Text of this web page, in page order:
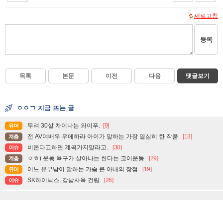
새로고침
등록
목록 본문 이전 다음 댓글보기
ㅇㅇㄱ 지금 뜨는 글
유머 무려 30살 차이나는 와이푸. [9]
계층 전 AV여배우 우에하라 아이가 말하는 가장 열심히 한 작품. [13]
이슈 비온다고하면 계곡가지말라고.. [30]
계층 ㅇㅎ) 운동 욕구가 살아나는 한다는 코어운동. [29]
유머 어느 유부남이 말하는 가슴 큰 아내의 장점. [19]
이슈 SK하이닉스, 강남사옥 건립. [26]